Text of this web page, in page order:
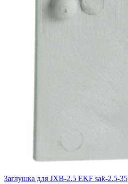
Заглушка для JXB-2.5 EKF sak-2.5-35